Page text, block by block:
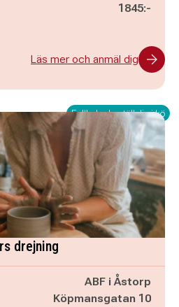
1845:-
Läs mer och anmäl dig
Fullbokad - ställ dig i kö
drejning
ABF i Åstorp
Köpmansgatan 10